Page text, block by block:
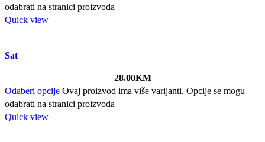
odabrati na stranici proizvoda
Quick view
Sat
28.00KM
Odaberi opcije Ovaj proizvod ima više varijanti. Opcije se mogu
odabrati na stranici proizvoda
Quick view